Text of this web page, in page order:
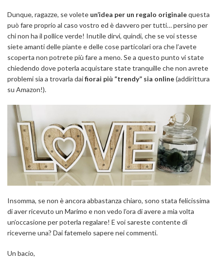
Dunque, ragazze, se volete un’idea per un regalo originalequesta
può fare proprio al caso vostro ed è davvero per tutti… persino per
chi non ha il pollice verde! Inutile dirvi, quindi, che se voi stesse
siete amanti delle piante e delle cose particolari ora che l’avete
scoperta non potrete più fare a meno. Se a questo punto vi state
chiedendo dove poterla acquistare state tranquille che non avrete
problemi sia a trovarla daifiorai più “trendy” sia online(addirittura
su Amazon!).
Insomma, se non è ancora abbastanza chiaro, sono stata felicissima
di aver ricevuto un Marimo e non vedo l’ora di avere a mia volta
un’occasione per poterla regalare! E voi sareste contente di
riceverne una? Dai fatemelo sapere nei commenti.
Un bacio,